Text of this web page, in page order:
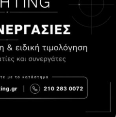
55, 15232, Χαλάνδρι